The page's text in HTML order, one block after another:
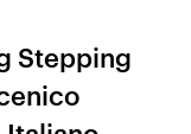
Stepping